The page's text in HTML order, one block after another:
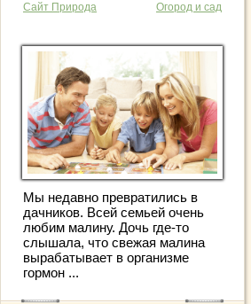
Сайт Природа Огород и сад
Мы недавно превратились в
дачников. Всей семьей очень
любим малину. Дочь где-то
слышала, что свежая малина
вырабатывает в организме
гормон ...